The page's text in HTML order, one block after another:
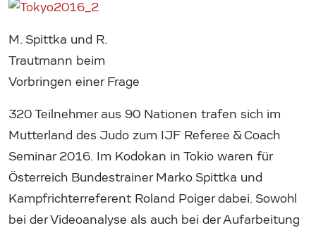
M. Spittka und R.
Trautmann beim
Vorbringen einer Frage
320 Teilnehmer aus 90 Nationen trafen sich im
Mutterland des Judo zum IJF Referee & Coach
Seminar 2016. Im Kodokan in Tokio waren für
Österreich Bundestrainer Marko Spittka und
Kampfrichterreferent Roland Poiger dabei. Sowohl
bei der Videoanalyse als auch bei der Aufarbeitung